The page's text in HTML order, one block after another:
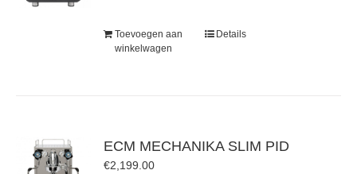
Toevoegen aan
winkelwagen
Details
ECM MECHANIKA SLIM PID
€2,199.00